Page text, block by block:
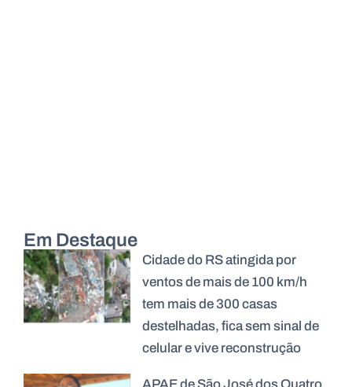
Em Destaque
Cidade do RS atingida por
ventos de mais de 100 km/h
tem mais de 300 casas
destelhadas, fica sem sinal de
celular e vive reconstrução